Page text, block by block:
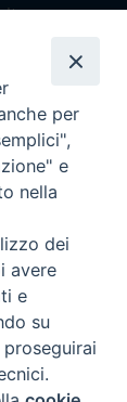
Cookie
per
e
nella
dei
avere
e
su